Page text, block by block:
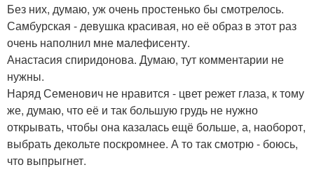
Без них, думаю, уж очень простенько бы смотрелось.
Самбурская - девушка красивая, но её образ в этот раз
очень наполнил мне малефисенту.
Анастасия спиридонова. Думаю, тут комментарии не
нужны.
Наряд Семенович не нравится - цвет режет глаза, к тому
же, думаю, что её и так большую грудь не нужно
открывать, чтобы она казалась ещё больше, а, наоборот,
выбрать декольте поскромнее. А то так смотрю - боюсь,
что выпрыгнет.